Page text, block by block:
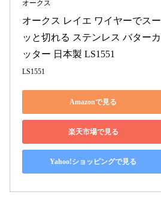
オークス
オークス レイエ ワイヤーでスー
ッと切れる ステンレス バターカ
ッター 日本製 LS1551
LS1551
Amazonで見る
楽天市場で見る
Yahoo!ショッピングで見る